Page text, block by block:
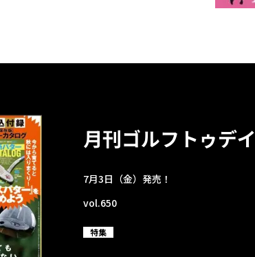
月刊ゴルフトゥデイ
7月3日（金）発売！
vol.650
特集